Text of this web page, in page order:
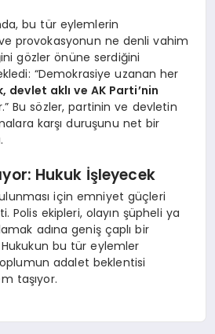
bu tür eylemlerin
provokasyonun ne denli vahim
gözler önüne serdiğini
“Demokrasiye uzanan her
devlet aklı ve AK Parti’nin
Bu sözler, partinin ve devletin
karşı duruşunu net bir
Hukuk İşleyecek
için emniyet güçleri
Polis ekipleri, olayın şüpheli ya
adına geniş çaplı bir
bu tür eylemler
adalet beklentisi
taşıyor.